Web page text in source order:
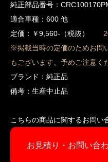
純正部品番号：
適合車種：600 他
定価：￥9,560-（税抜）
※掲載当時の定価のためお問
もございます。予めご注意く
ブランド：純正品
備考：生産中止品
こちらの商品に関するお問い
お見積り・お問い合